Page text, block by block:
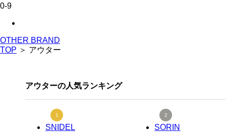
0-9
OTHER BRAND
TOP ＞ アウター
アウターの人気ランキング
SNIDEL SORIN